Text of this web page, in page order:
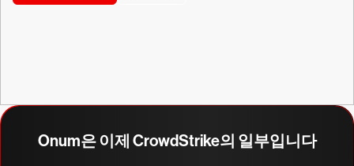
Onum은 이제 CrowdStrike의 일부입니다